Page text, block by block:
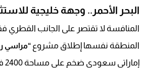
البحر الأحمر.. وجهة خليجية
المنافسة لا تقتصر على الجانب القطري
المنطقة نفسها إطلاق مشروع “مراسي